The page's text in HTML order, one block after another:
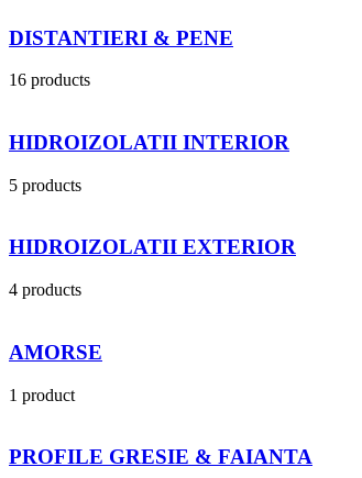
DISTANTIERI & PENE
16 products
HIDROIZOLATII INTERIOR
5 products
HIDROIZOLATII EXTERIOR
4 products
AMORSE
1 product
PROFILE GRESIE & FAIANTA